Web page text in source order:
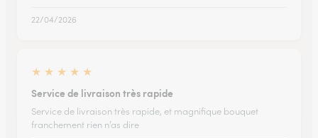
22/04/2026
★ ★ ★ ★ ★
Service de livraison très rapide
Service de livraison très rapide, et magnifique bouquet
franchement rien n’as dire